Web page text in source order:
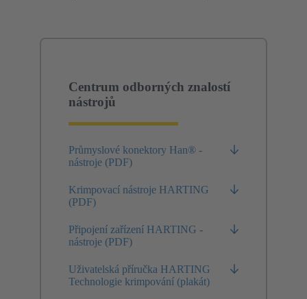
Centrum odborných znalostí
nástrojů
Průmyslové konektory Han® -
nástroje (PDF)
Krimpovací nástroje HARTING
(PDF)
Připojení zařízení HARTING -
nástroje (PDF)
Uživatelská příručka HARTING
Technologie krimpování (plakát)